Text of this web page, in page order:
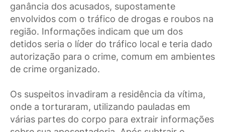
ganância dos acusados, supostamente
envolvidos com o tráfico de drogas e roubos na
região. Informações indicam que um dos
detidos seria o líder do tráfico local e teria dado
autorização para o crime, comum em ambientes
de crime organizado.
Os suspeitos invadiram a residência da vítima,
onde a torturaram, utilizando pauladas em
várias partes do corpo para extrair informações